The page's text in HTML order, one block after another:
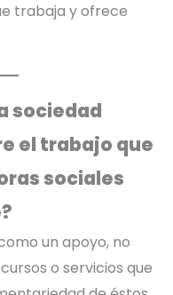
trabaja y ofrece
sociedad
el trabajo que
sociales
un apoyo, no
o servicios que